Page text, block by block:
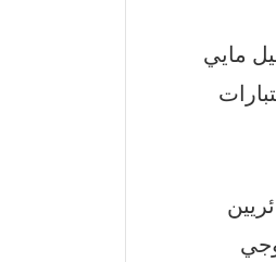
مايي